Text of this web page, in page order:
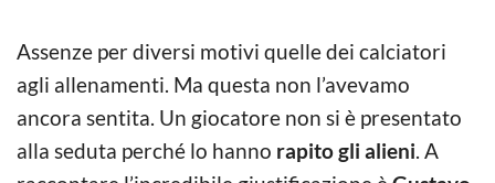
Assenze per diversi motivi quelle dei calciatori
agli allenamenti. Ma questa non l’avevamo
ancora sentita. Un giocatore non si è presentato
alla seduta perché lo hanno rapito gli alieni. A